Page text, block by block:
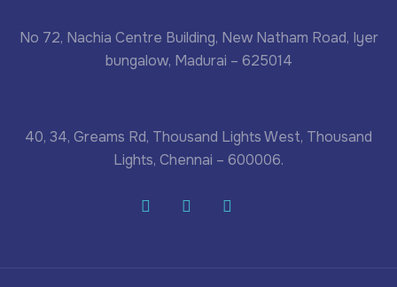
No 72, Nachia Centre Building, New Natham Road, Iyer
bungalow, Madurai – 625014
40, 34, Greams Rd, Thousand Lights West, Thousand
Lights, Chennai – 600006.